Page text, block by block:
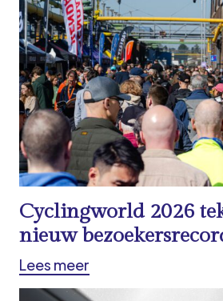
Cyclingworld 2026
nieuw
Lees meer